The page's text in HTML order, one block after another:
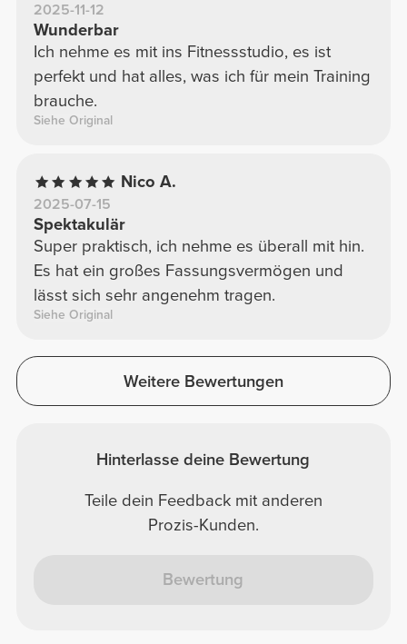
2025-11-12
Wunderbar
Ich nehme es mit ins Fitnessstudio, es ist
perfekt und hat alles, was ich für mein Training
brauche.
Siehe Original
Nico A.
2025-07-15
Spektakulär
Super praktisch, ich nehme es überall mit hin.
Es hat ein großes Fassungsvermögen und
lässt sich sehr angenehm tragen.
Siehe Original
Weitere Bewertungen
Hinterlasse deine Bewertung
Teile dein Feedback mit anderen
Prozis-Kunden.
Bewertung